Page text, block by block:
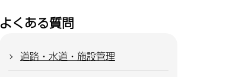
よくある質問
道路・水道・施設管理